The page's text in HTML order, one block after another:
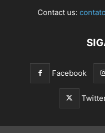
Contact us:
Facebook